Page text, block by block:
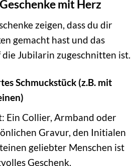
mit Herz
zeigen, dass du dir
gemacht hast und das
die Jubilarin zugeschnitten ist.
Schmuckstück (z.B. mit
Ein Collier, Armband oder
Gravur, den Initialen
geliebter Menschen ist
Geschenk.